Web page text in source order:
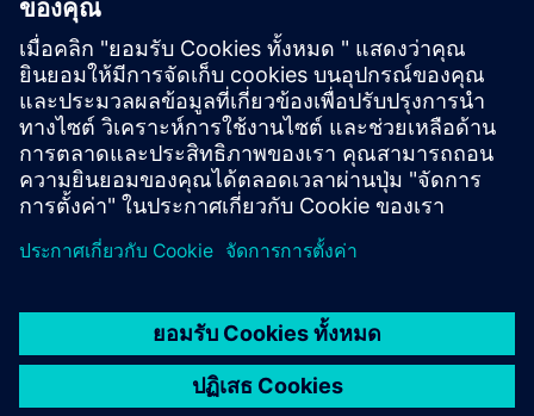
Beacon
บีคอนที่ทนทานจัดการได้และมีอายุการใช้งานยาวนานพร้อม
ความสามารถของ Bluetooth และ LoRaWAN ออกแบบมาเพื่อ
ใช้งานในสภาพแวดล้อมที่รุนแรง/อันตราย
เรียนรู้เพิ่มเติม